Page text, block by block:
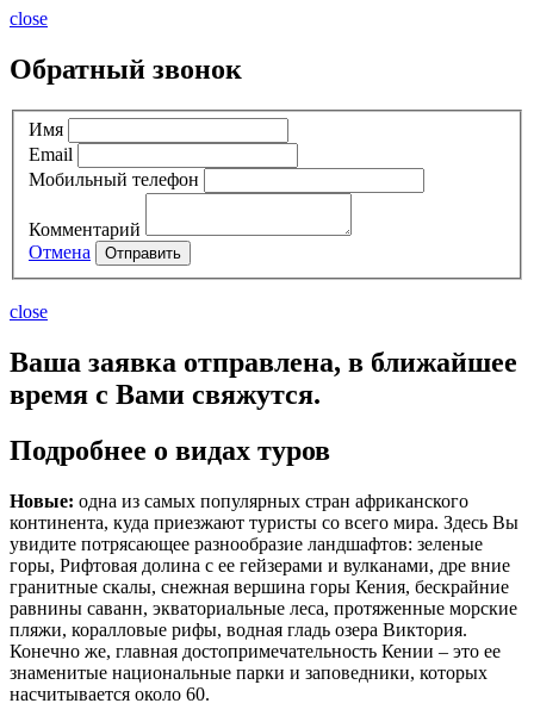
close
Обратный звонок
Имя
Email
Мобильный телефон
Комментарий
Отмена
Отправить
close
Ваша заявка отправлена, в ближайшее
время с Вами свяжутся.
Подробнее о видах туров
Новые: одна из самых популярных стран африканского
континента, куда приезжают туристы со всего мира. Здесь Вы
увидите потрясающее разнообразие ландшафтов: зеленые
горы, Рифтовая долина с ее гейзерами и вулканами, дре вние
гранитные скалы, снежная вершина горы Кения, бескрайние
равнины саванн, экваториальные леса, протяженные морские
пляжи, коралловые рифы, водная гладь озера Виктория.
Конечно же, главная достопримечательность Кении – это ее
знаменитые национальные парки и заповедники, которых
насчитывается около 60.